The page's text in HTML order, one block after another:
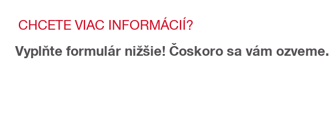
CHCETE VIAC INFORMÁCIÍ?
Vyplňte formulár nižšie! Čoskoro sa vám ozveme.